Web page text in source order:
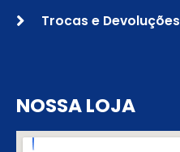
Trocas e Devoluções
NOSSA LOJA